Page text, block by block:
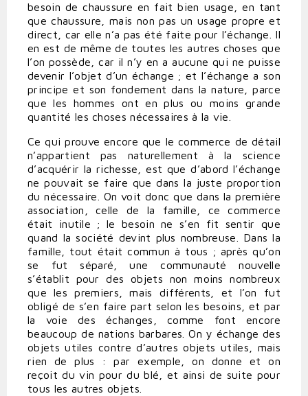
besoin de chaussure en fait bien usage, en tant
que chaussure, mais non pas un usage propre et
direct, car elle n’a pas été faite pour l’échange. Il
en est de même de toutes les autres choses que
l’on possède, car il n’y en a aucune qui ne puisse
devenir l’objet d’un échange ; et l’échange a son
principe et son fondement dans la nature, parce
que les hommes ont en plus ou moins grande
quantité les choses nécessaires à la vie.
Ce qui prouve encore que le commerce de détail
n’appartient pas naturellement à la science
d’acquérir la richesse, est que d’abord l’échange
ne pouvait se faire que dans la juste proportion
du nécessaire. On voit donc que dans la première
association, celle de la famille, ce commerce
était inutile ; le besoin ne s’en fit sentir que
quand la société devint plus nombreuse. Dans la
famille, tout était commun à tous ; après qu’on
se fut séparé, une communauté nouvelle
s’établit pour des objets non moins nombreux
que les premiers, mais différents, et l’on fut
obligé de s’en faire part selon les besoins, et par
la voie des échanges, comme font encore
beaucoup de nations barbares. On y échange des
objets utiles contre d’autres objets utiles, mais
rien de plus : par exemple, on donne et on
reçoit du vin pour du blé, et ainsi de suite pour
tous les autres objets.